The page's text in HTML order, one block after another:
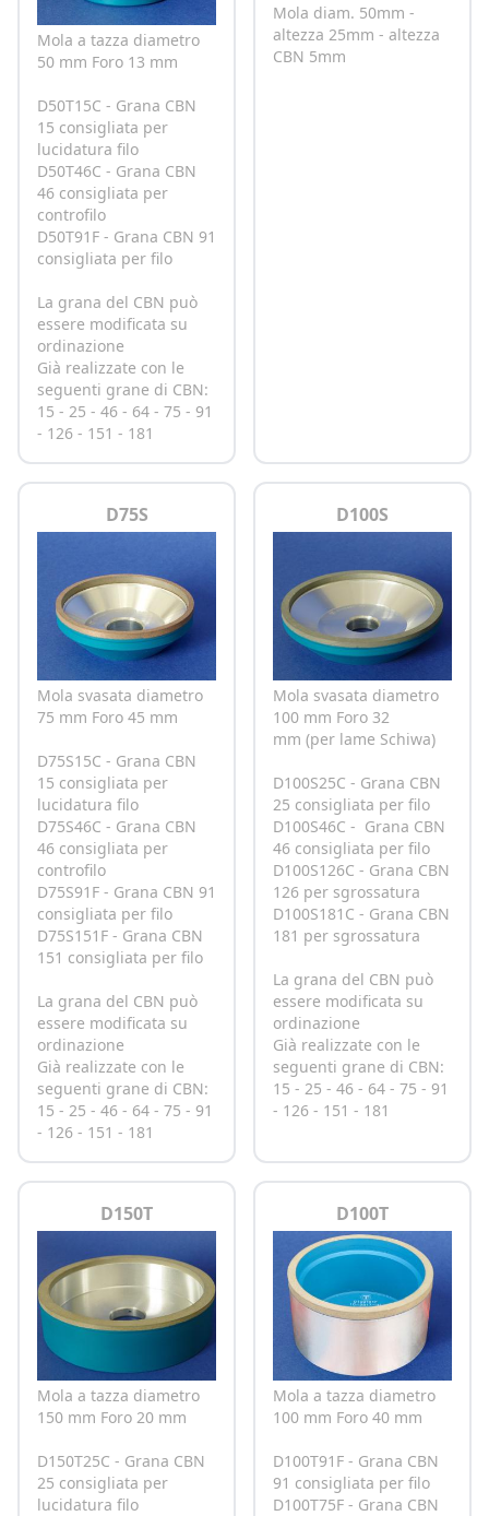
Mola a tazza diametro
50 mm Foro 13 mm
D50T15C - Grana CBN
15 consigliata per
lucidatura filo
D50T46C - Grana CBN
46 consigliata per
controfilo
D50T91F - Grana CBN 91
consigliata per filo
La grana del CBN può
essere modificata su
ordinazione
Già realizzate con le
seguenti grane di CBN:
15 - 25 - 46 - 64 - 75 - 91
- 126 - 151 - 181
Mola diam. 50mm -
altezza 25mm - altezza
CBN 5mm
D75S
Mola svasata diametro
75 mm Foro 45 mm
D75S15C - Grana CBN
15 consigliata per
lucidatura filo
D75S46C - Grana CBN
46 consigliata per
controfilo
D75S91F - Grana CBN 91
consigliata per filo
D75S151F - Grana CBN
151 consigliata per filo
La grana del CBN può
essere modificata su
ordinazione
Già realizzate con le
seguenti grane di CBN:
15 - 25 - 46 - 64 - 75 - 91
- 126 - 151 - 181
D100S
Mola svasata diametro
100 mm Foro 32
mm (per lame Schiwa)
D100S25C - Grana CBN
25 consigliata per filo
D100S46C - Grana CBN
46 consigliata per filo
D100S126C - Grana CBN
126 per sgrossatura
D100S181C - Grana CBN
181 per sgrossatura
La grana del CBN può
essere modificata su
ordinazione
Già realizzate con le
seguenti grane di CBN:
15 - 25 - 46 - 64 - 75 - 91
- 126 - 151 - 181
D150T
Mola a tazza diametro
150 mm Foro 20 mm
D150T25C - Grana CBN
25 consigliata per
lucidatura filo
D100T
Mola a tazza diametro
100 mm Foro 40 mm
D100T91F - Grana CBN
91 consigliata per filo
D100T75F - Grana CBN